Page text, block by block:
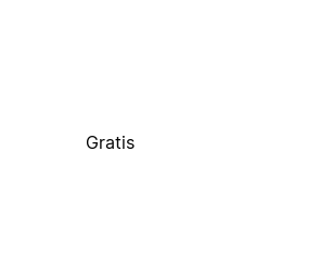
Gratis